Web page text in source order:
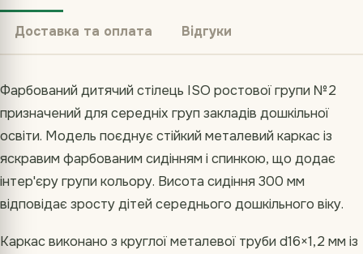
Доставка та оплата Відгуки
Фарбований дитячий стілець ISO ростової групи №2
призначений для середніх груп закладів дошкільної
освіти. Модель поєднує стійкий металевий каркас із
яскравим фарбованим сидінням і спинкою, що додає
інтер'єру групи кольору. Висота сидіння 300 мм
відповідає зросту дітей середнього дошкільного віку.
Каркас виконано з круглої металевої труби d16×1,2 мм із